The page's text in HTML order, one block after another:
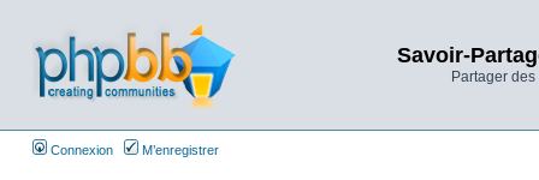
Savoir-
Partager
Connexion M’enregistrer